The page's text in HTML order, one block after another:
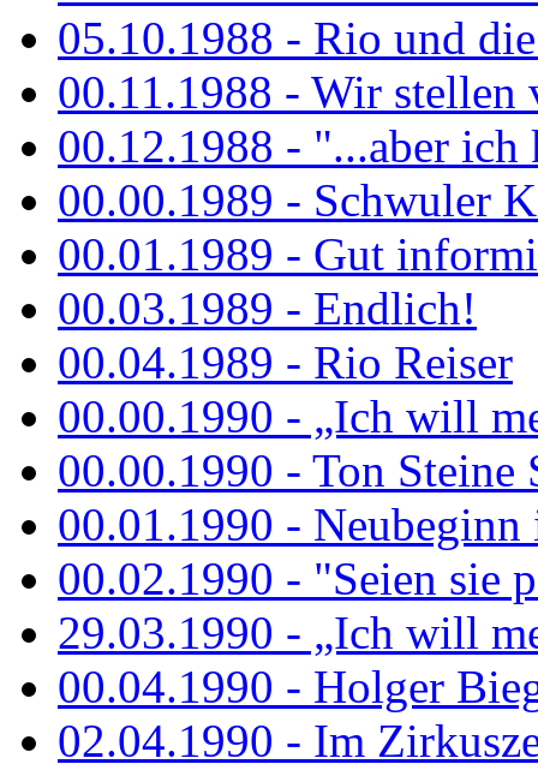
05.10.1988 - Rio und
00.11.1988 - Wir stellen
00.12.1988 - "...aber ich
00.00.1989 - Schwuler
00.01.1989 - Gut
00.03.1989 - Endlich!
00.04.1989 - Rio Reiser
00.00.1990 - „Ich will
00.00.1990 - Ton Steine
00.01.1990 -
00.02.1990 - "Seien sie
29.03.1990 - „Ich will
00.04.1990 - Holger
02.04.1990 - Im